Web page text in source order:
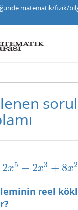
matematik/fizik/
2x5 − 2x3 + 8x2
5−2x 3+ 8x2+ 8x −8=0
reel